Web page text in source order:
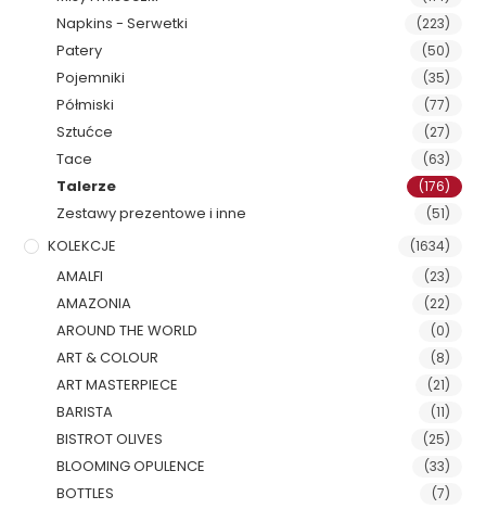
Napkins - Serwetki (223)
Patery (50)
Pojemniki (35)
Półmiski (77)
Sztućce (27)
Tace (63)
Talerze (176)
Zestawy prezentowe i inne (51)
KOLEKCJE (1634)
AMALFI (23)
AMAZONIA (22)
AROUND THE WORLD (0)
ART & COLOUR (8)
ART MASTERPIECE (21)
BARISTA (11)
BISTROT OLIVES (25)
BLOOMING OPULENCE (33)
BOTTLES (7)